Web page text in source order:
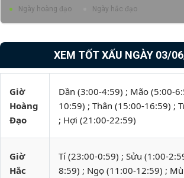
Ngày hoàng đạo Ngày hắc đạo
XEM TỐT XẤU NGÀY 03/
Giờ
Hoàng
Đạo
Dần (3:00-4:59) ; Mão (5:00-
10:59) ; Thân (15:00-16:59) ;
; Hợi (21:00-22:59)
Giờ
Hắc
Tí (23:00-0:59) ; Sửu (1:00-
8:59) ; Ngọ (11:00-12:59) ;